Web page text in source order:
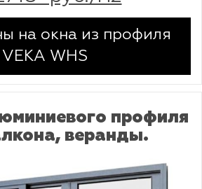
на окна из профиля
VEKA WHS
профиля
веранды.